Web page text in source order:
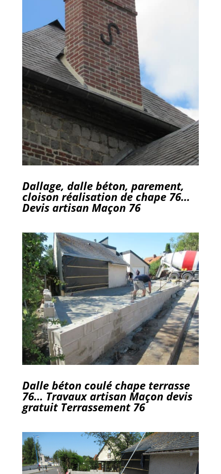
Dallage, dalle béton, parement,
cloison réalisation de chape 76…
Devis artisan Maçon 76
Dalle béton coulé chape terrasse
76… Travaux artisan Maçon devis
gratuit Terrassement 76